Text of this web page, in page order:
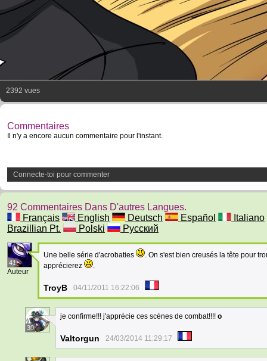
2392 vues
Commentaires
Il n'y a encore aucun commentaire pour l'instant.
Connecte-toi pour commenter
92 Commentaires Dans D'autres Langues.
Français
English Deutsch Español
Italiano
Brazillian Pt.
Polski Русский
41
Auteur
Une belle série d'acrobaties
. On s'est bien creusés la tête pour
apprécierez
.
TroyB 04/11/2011 16:22:06
30
je confirme!!! j'apprécie ces scènes de combat!!!! o
Valtorgun 24/03/2014 11:29:17